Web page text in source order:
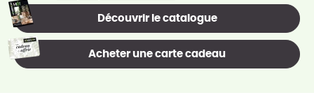
Découvrir le catalogue
Acheter une carte cadeau